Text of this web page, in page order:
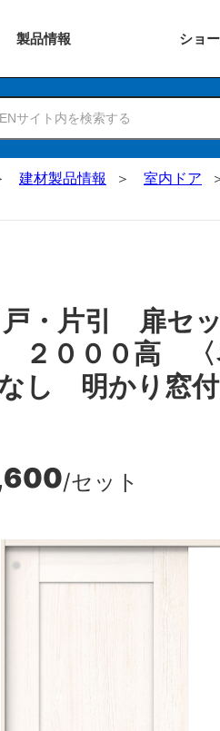
製品情報 ショー
建材製品情報 室内ドア
・片引 扉セ
２０００高 〈
し 明かり窓
/セット